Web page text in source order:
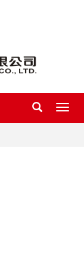
导